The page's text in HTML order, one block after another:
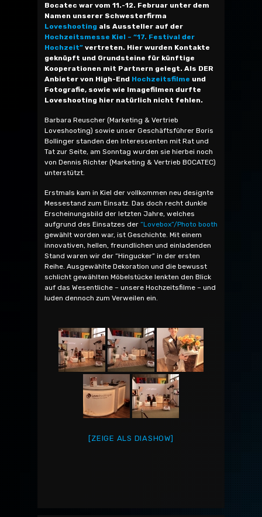
Bocatec war vom 11.-12. Februar unter dem
Namen unserer Schwesterfirma
Loveshooting als Aussteller auf der
Hochzeitsmesse Kiel – “17. Festival der
Hochzeit” vertreten. Hier wurden Kontakte
geknüpft und Grundsteine für künftige
Kooperationen mit Partnern gelegt. Als DER
Anbieter von High-End Hochzeitsfilme und
Fotografie, sowie wie Imagefilmen durfte
Loveshooting hier natürlich nicht fehlen.
Barbara Reuscher (Marketing & Vertrieb
Loveshooting) sowie unser Geschäftsführer Boris
Bollinger standen den Interessenten mit Rat und
Tat zur Seite, am Sonntag wurden sie hierbei noch
von Dennis Richter (Marketing & Vertrieb BOCATEC)
unterstützt.
Erstmals kam in Kiel der vollkommen neu designte
Messestand zum Einsatz. Das doch recht dunkle
Erscheinungsbild der letzten Jahre, welches
aufgrund des Einsatzes der “Lovebox”/Photo booth
gewählt worden war, ist Geschichte. Mit einem
innovativen, hellen, freundlichen und einladenden
Stand waren wir der “Hingucker” in der ersten
Reihe. Ausgewählte Dekoration und die bewusst
schlicht gewählten Möbelstücke lenkten den Blick
auf das Wesentliche – unsere Hochzeitsfilme – und
luden dennoch zum Verweilen ein.
[ZEIGE ALS DIASHOW]